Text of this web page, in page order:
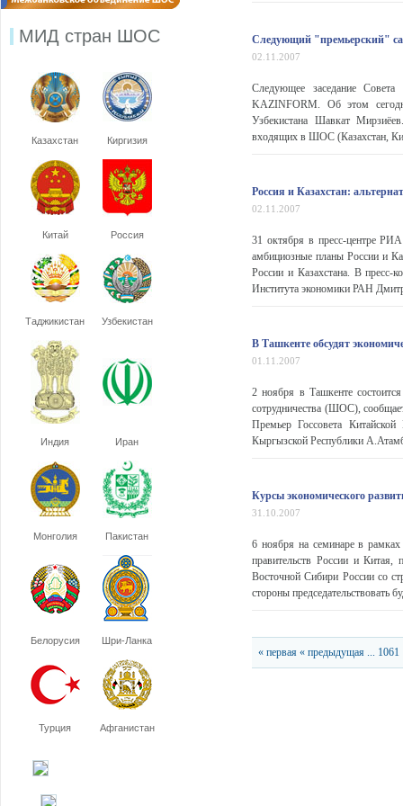
МИД стран ШОС
Казахстан Киргизия
Китай Россия
Таджикистан Узбекистан
Индия Иран
Монголия Пакистан
Белорусия Шри-Ланка
Турция Афганистан
Следующий "премьерский"
02.11.2007
Следующее заседание
KAZINFORM. Об этом
Узбекистана Шавкат
входящих в ШОС (Казахстан,
Россия и Казахстан:
02.11.2007
31 октября в пресс-центре
амбициозные планы России и
России и Казахстана. В пресс-
Института экономики РАН
В Ташкенте обсудят
01.11.2007
2 ноября в Ташкенте состоится
сотрудничества (ШОС),
Премьер Госсовета
Кыргызской Республики
Курсы экономического
31.10.2007
6 ноября на семинаре в рамках
правительств России и Китая,
Восточной Сибири России со
стороны председательствовать
« первая « предыдущая ... 1061